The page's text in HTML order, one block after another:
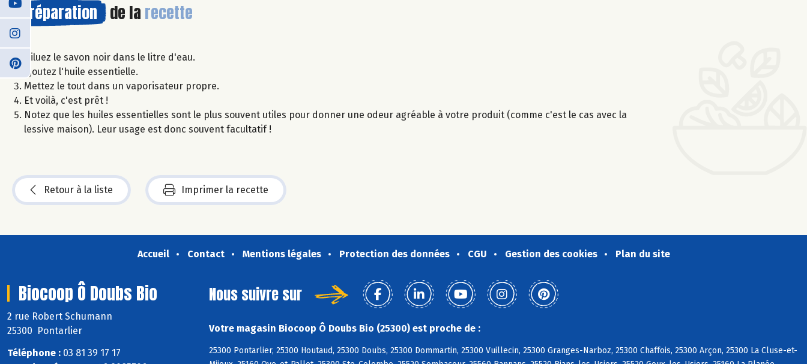
Préparation de la recette
Diluez le savon noir dans le litre d'eau.
Ajoutez l'huile essentielle.
Mettez le tout dans un vaporisateur propre.
Et voilà, c'est prêt !
Notez que les huiles essentielles sont le plus souvent utiles pour donner une odeur agréable à votre produit (comme c'est le cas avec la
lessive maison). Leur usage est donc souvent facultatif !
Retour à la liste Imprimer la recette
Accueil Contact Mentions légales Protection des données CGU Gestion des cookies Plan du site
Biocoop Ô Doubs Bio
2 rue Robert Schumann
25300 Pontarlier
Téléphone : 03 81 39 17 17
Nous suivre sur
Votre magasin Biocoop Ô Doubs Bio (25300) est proche de :
25300 Pontarlier, 25300 Houtaud, 25300 Doubs, 25300 Dommartin, 25300 Vuillecin, 25300 Granges-Narboz, 25300 Chaffois, 25300 Arçon, 25300 La Cluse-et-